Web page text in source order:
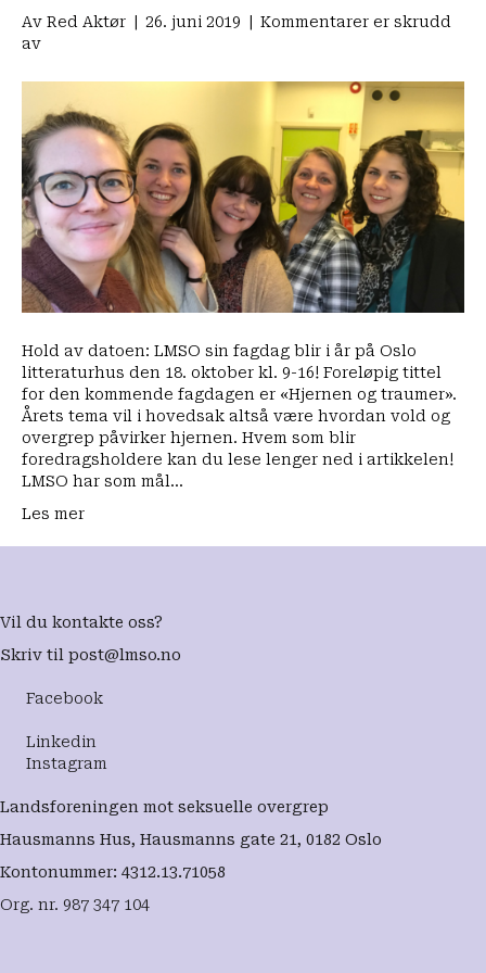
Av Red Aktør 26. juni 2019
Kommentarer er skrudd
avfor
og
traumer»
tema
for
LMSO-
fagdag
2019:
Inviterer
til
dialog
mellom
forskere
og
utsatte
Hold av datoen: LMSO sin fagdag blir i år på Oslo
litteraturhus den 18. oktober kl. 9-16! Foreløpig tittel
for den kommende fagdagen er «Hjernen og traumer».
Årets tema vil i hovedsak altså være hvordan vold og
overgrep påvirker hjernen. Hvem som blir
foredragsholdere kan du lese lenger ned i artikkelen!
LMSO har som mål…
Les mer
Vil du kontakte oss?
Skriv til post@lmso.no
Facebook
Linkedin
Instagram
Landsforeningen mot seksuelle overgrep
Hausmanns Hus, Hausmanns gate 21, 0182 Oslo
Kontonummer: 4312.13.71058
Org. nr. 987 347 104